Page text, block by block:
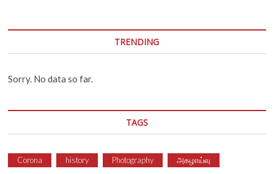
TRENDING
Sorry. No data so far.
TAGS
Corona history Photography அகழாய்வு